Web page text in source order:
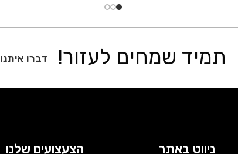
תמיד שמחים לעזור! דברו איתנו
ניווט באתר הצעצועים שלנו